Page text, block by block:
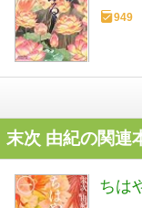
949
末次 由紀の関連
ちは